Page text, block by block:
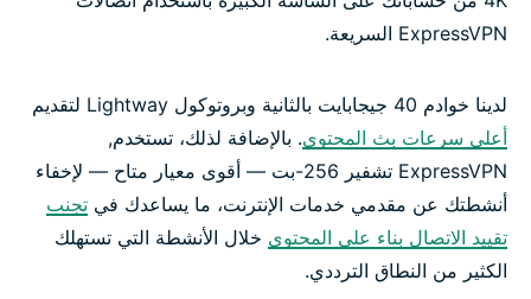
ExpressVPN السريعة.
لدينا خوادم 40 جيجابايت بالثانية وبروتوكول Lightway لتقديم
أعلى سرعات بث المحتوى. بالإضافة لذلك، تستخدم,
ExpressVPN تشفير 256-بت — أقوى معيار متاح — لإخفاء
أنشطتك عن مقدمي خدمات الإنترنت، ما يساعدك في تجنب
تقييد الاتصال بناء على المحتوى خلال الأنشطة التي تستهلك
الكثير من النطاق الترددي.